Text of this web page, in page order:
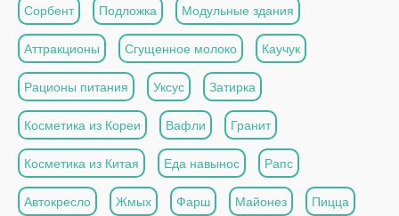
Сорбент Подложка Модульные здания
Аттракционы Сгущенное молоко Каучук
Рационы питания Уксус Затирка
Косметика из Кореи Вафли Гранит
Косметика из Китая Еда навынос Рапс
Автокресло Жмых Фарш Майонез Пицца